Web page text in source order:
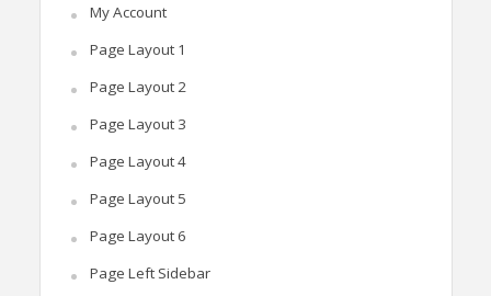
My Account
Page Layout 1
Page Layout 2
Page Layout 3
Page Layout 4
Page Layout 5
Page Layout 6
Page Left Sidebar